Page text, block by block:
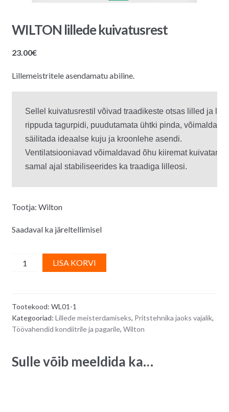
WILTON lillede kuivatusrest
23.00€
Lillemeistritele asendamatu abiline.
Sellel kuivatusrestil võivad traadikeste otsas lilled ja
rippuda tagurpidi, puudutamata ühtki pinda,
säilitada ideaalse kuju ja kroonlehe asendi.
Ventilatsiooniavad võimaldavad õhu kiiremat
samal ajal stabiliseerides ka traadiga lilleosi.
Tootja: Wilton
Saadaval ka järeltellimisel
WILTON
LISA KORVI
i
Tootekood: WL01-1
Kategooriad: Lillede meisterdamiseks, Pritstehnika jaoks vajalik,
Töövahendid kondiitrile ja pagarile, Wilton
Sulle võib meeldida ka…